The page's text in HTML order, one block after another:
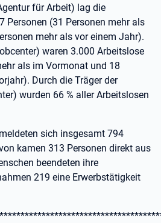
für Arbeit) lag die
Personen (31 Personen mehr als
mehr als vor einem Jahr).
waren 3.000 Arbeitslose
als im Vormonat und 18
Durch die Träger der
wurden 66 % aller Arbeitslosen
sich insgesamt 794
kamen 313 Personen direkt aus
beendeten ihre
219 eine Erwerbstätigkeit